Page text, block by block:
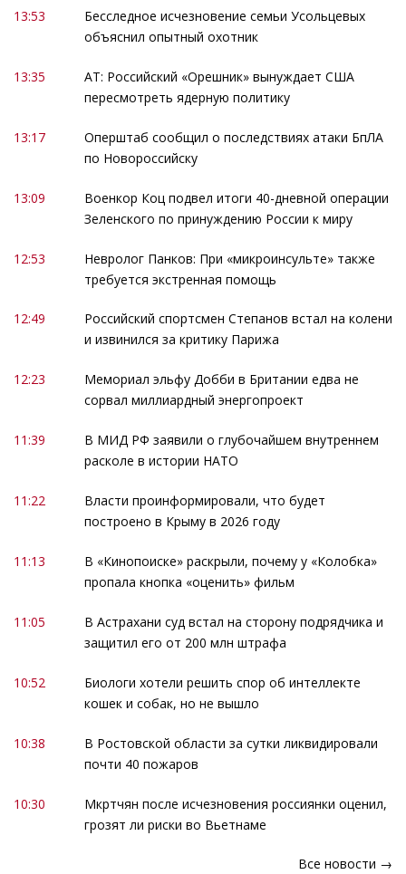
13:53
Бесследное исчезновение семьи Усольцевых
объяснил опытный охотник
13:35
АТ: Российский «Орешник» вынуждает США
пересмотреть ядерную политику
13:17
Оперштаб сообщил о последствиях атаки БпЛА
по Новороссийску
13:09
Военкор Коц подвел итоги 40-дневной операции
Зеленского по принуждению России к миру
12:53
Невролог Панков: При «микроинсульте» также
требуется экстренная помощь
12:49
Российский спортсмен Степанов встал на колени
и извинился за критику Парижа
12:23
Мемориал эльфу Добби в Британии едва не
сорвал миллиардный энергопроект
11:39
В МИД РФ заявили о глубочайшем внутреннем
расколе в истории НАТО
11:22
Власти проинформировали, что будет
построено в Крыму в 2026 году
11:13
В «Кинопоиске» раскрыли, почему у «Колобка»
пропала кнопка «оценить» фильм
11:05
В Астрахани суд встал на сторону подрядчика и
защитил его от 200 млн штрафа
10:52
Биологи хотели решить спор об интеллекте
кошек и собак, но не вышло
10:38
В Ростовской области за сутки ликвидировали
почти 40 пожаров
10:30
Мкртчян после исчезновения россиянки оценил,
грозят ли риски во Вьетнаме
Все новости →